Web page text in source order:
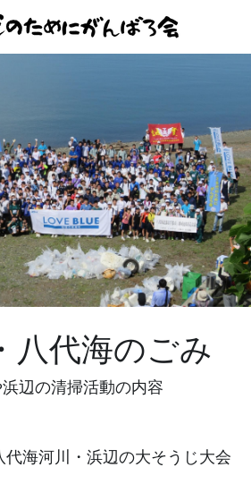
ごみ
八代海のごみ
辺の清掃活動の内容
海河川・浜辺の大そうじ大会
ログカテゴリー
ごみ